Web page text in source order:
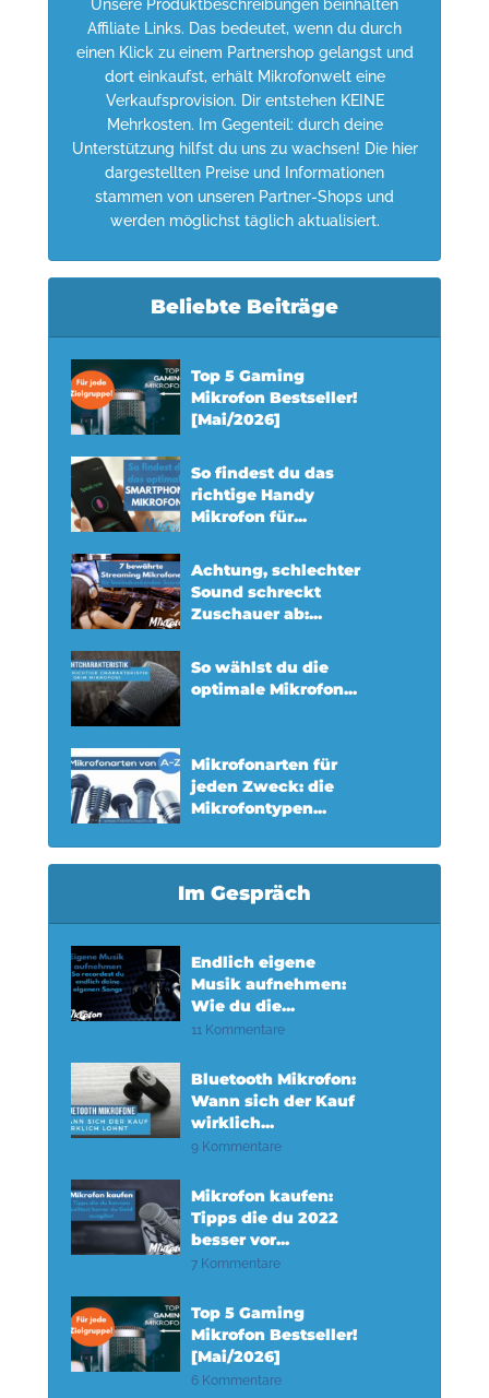
Unsere Produktbeschreibungen beinhalten
Affiliate Links. Das bedeutet, wenn du durch
einen Klick zu einem Partnershop gelangst und
dort einkaufst, erhält Mikrofonwelt eine
Verkaufsprovision. Dir entstehen KEINE
Mehrkosten. Im Gegenteil: durch deine
Unterstützung hilfst du uns zu wachsen! Die hier
dargestellten Preise und Informationen
stammen von unseren Partner-Shops und
werden möglichst täglich aktualisiert.
Beliebte Beiträge
Top 5 Gaming
Mikrofon Bestseller!
[Mai/2026]
So findest du das
richtige Handy
Mikrofon für...
Achtung, schlechter
Sound schreckt
Zuschauer ab:...
So wählst du die
optimale Mikrofon...
Mikrofonarten für
jeden Zweck: die
Mikrofontypen...
Im Gespräch
Endlich eigene
Musik aufnehmen:
Wie du die...
11 Kommentare
Bluetooth Mikrofon:
Wann sich der Kauf
wirklich...
9 Kommentare
Mikrofon kaufen:
Tipps die du 2022
besser vor...
7 Kommentare
Top 5 Gaming
Mikrofon Bestseller!
[Mai/2026]
6 Kommentare